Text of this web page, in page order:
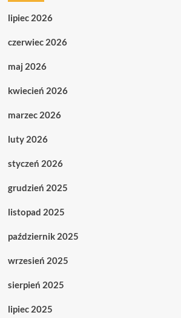
lipiec 2026
czerwiec 2026
maj 2026
kwiecień 2026
marzec 2026
luty 2026
styczeń 2026
grudzień 2025
listopad 2025
październik 2025
wrzesień 2025
sierpień 2025
lipiec 2025